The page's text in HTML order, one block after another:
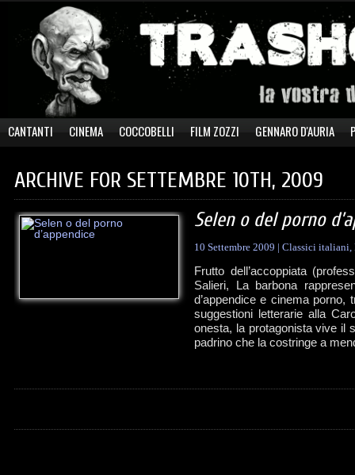
CANTANTI CINEMA COCCOBELLI FILM ZOZZI GENNARO D'AURIA
ARCHIVE FOR SETTEMBRE 10TH, 2009
Selen o del porno
10 Settembre 2009 | Classici italiani,
Frutto dell’accoppiata
Salieri, La barbona
d’appendice e cinema porno,
suggestioni letterarie alla
onesta, la protagonista vive il
padrino che la costringe a